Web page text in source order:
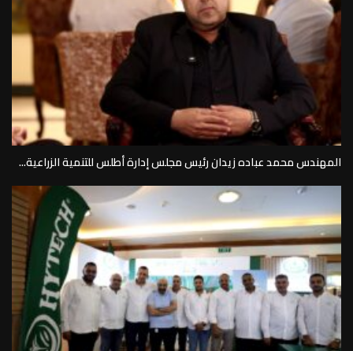
المهندس محمد عباده زيدان رئيس مجلس إدارة أطلس للتنمية الزراعية...